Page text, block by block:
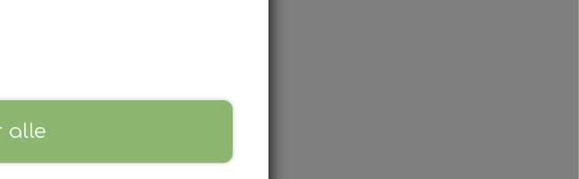
fuldt funktionsdygtig bilnøgle, der fungerer på samme måde
alle